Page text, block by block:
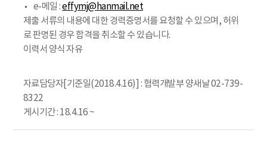
e-메일 :effymj@hanmail.net
제출 서류의 내용에 대한 경력증명서를 요청할 수 있으며, 허위
로 판명된 경우 합격을 취소할 수 있습니다.
이력서 양식 자유
자료담당자[기준일(2018.4.16)] : 협력개발부 양새날 02-739-
8322
게시기간 : 18.4.16 ~